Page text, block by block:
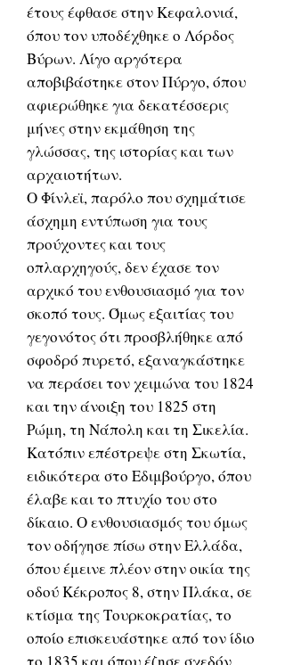
έτους έφθασε στην Κεφαλονιά,
όπου τον υποδέχθηκε ο Λόρδος
Βύρων. Λίγο αργότερα
αποβιβάστηκε στον Πύργο, όπου
αφιερώθηκε για δεκατέσσερις
μήνες στην εκμάθηση της
γλώσσας, της ιστορίας και των
αρχαιοτήτων.
Ο Φίνλεϊ, παρόλο που σχημάτισε
άσχημη εντύπωση για τους
προύχοντες και τους
οπλαρχηγούς, δεν έχασε τον
αρχικό του ενθουσιασμό για τον
σκοπό τους. Όμως εξαιτίας του
γεγονότος ότι προσβλήθηκε από
σφοδρό πυρετό, εξαναγκάστηκε
να περάσει τον χειμώνα του 1824
και την άνοιξη του 1825 στη
Ρώμη, τη Νάπολη και τη Σικελία.
Κατόπιν επέστρεψε στη Σκωτία,
ειδικότερα στο Εδιμβούργο, όπου
έλαβε και το πτυχίο του στο
δίκαιο. Ο ενθουσιασμός του όμως
τον οδήγησε πίσω στην Ελλάδα,
όπου έμεινε πλέον στην οικία της
οδού Κέκροπος 8, στην Πλάκα, σε
κτίσμα της Τουρκοκρατίας, το
οποίο επισκευάστηκε από τον ίδιο